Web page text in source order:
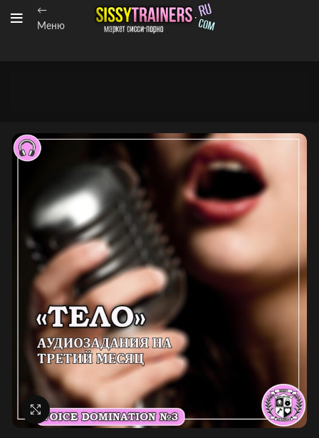
←
Меню
Нажмите, чтобы увеличить